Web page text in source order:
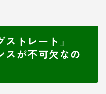
トレート」
スが不可欠なの